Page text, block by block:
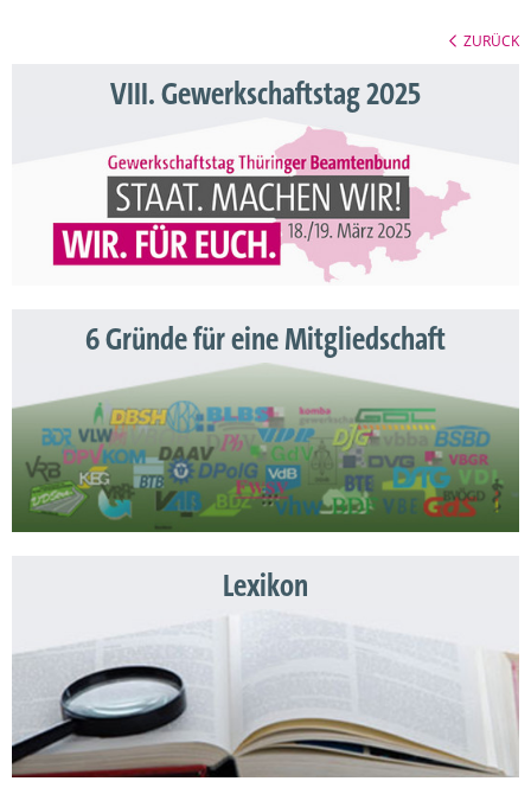
ZURÜCK
VIII. Gewerkschaftstag 2025
6 Gründe für eine Mitgliedschaft
Lexikon